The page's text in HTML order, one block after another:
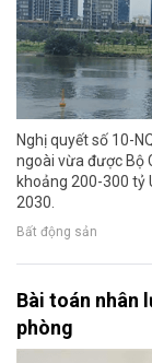
Nghị quyết số 10-
ngoài vừa được Bộ
khoảng 200-300 tỷ
2030.
Bất động sản
Bài toán nhân
phòng